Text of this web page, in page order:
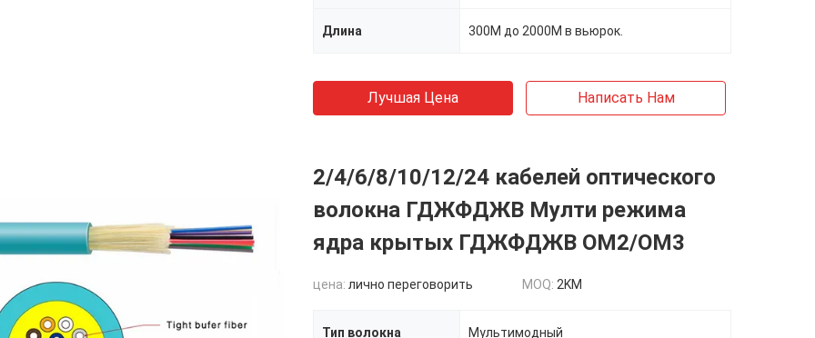
Длина 300М до 2000М в вьюрок.
Лучшая Цена Написать Нам
2/4/6/8/10/12/24 кабелей оптического
волокна ГДЖФДЖВ Мулти режима
ядра крытых ГДЖФДЖВ ОМ2/ОМ3
цена: лично переговорить MOQ: 2KM
Тип волокна Мультимодный